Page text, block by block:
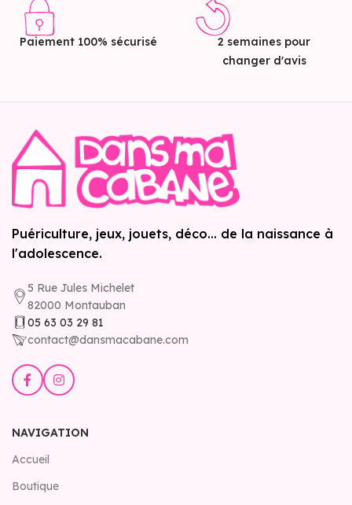
Paiement 100% sécurisé
2 semaines pour
changer d'avis
Puériculture, jeux, jouets, déco... de la naissance à
l'adolescence.
5 Rue Jules Michelet
82000 Montauban
05 63 03 29 81
contact@dansmacabane.com
NAVIGATION
Accueil
Boutique